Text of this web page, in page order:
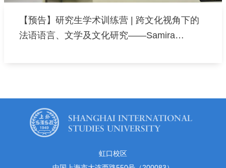
【预告】研究生学术训练营 | 跨文化视角下的
法语语言、文学及文化研究——Samira
虹口校区